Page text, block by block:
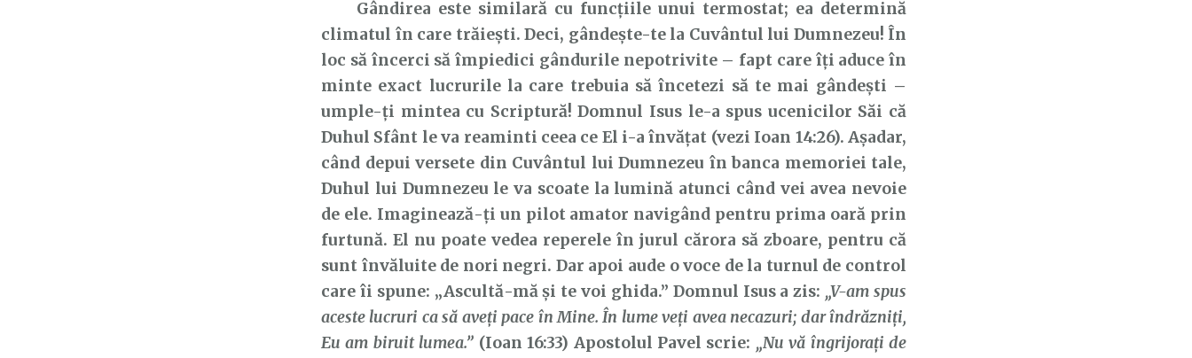
Gândirea este similară cu funcțiile unui termostat; ea determină
climatul în care trăiești. Deci, gândește-te la Cuvântul lui Dumnezeu! În
loc să încerci să împiedici gândurile nepotrivite – fapt care îți aduce în
minte exact lucrurile la care trebuia să încetezi să te mai gândești –
umple-ți mintea cu Scriptură! Domnul Isus le-a spus ucenicilor Săi că
Duhul Sfânt le va reaminti ceea ce El i-a învățat (vezi Ioan 14:26). Așadar,
când depui versete din Cuvântul lui Dumnezeu în banca memoriei tale,
Duhul lui Dumnezeu le va scoate la lumină atunci când vei avea nevoie
de ele. Imaginează-ți un pilot amator navigând pentru prima oară prin
furtună. El nu poate vedea reperele în jurul cărora să zboare, pentru că
sunt învăluite de nori negri. Dar apoi aude o voce de la turnul de control
care îi spune: „Ascultă-mă și te voi ghida.” Domnul Isus a zis: „V-am spus
aceste lucruri ca să aveţi pace în Mine. În lume veţi avea necazuri; dar îndrăzniţi,
Eu am biruit lumea.” (Ioan 16:33) Apostolul Pavel scrie: „Nu vă îngrijoraţi de